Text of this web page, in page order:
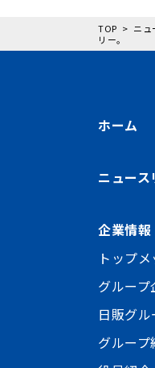
TOP ニュ
リー。
ホーム
ニュー
企業情報
トップ
グルー
日販グ
グループ